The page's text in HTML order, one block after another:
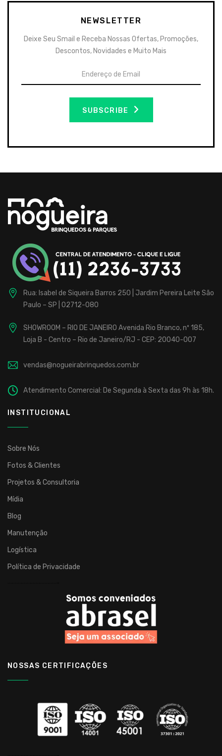
NEWSLETTER
Deixe Seu Smail e Receba Nossas Ofertas, Promoções,
Descontos, Novidades e Muito Mais
SUBSCRIBE
Rua: Isabel de Siqueira Barros 250 | Jardim Pereira Leite São
Paulo – SP | 02712-080
SHOWROOM – RIO DE JANEIRO Avenida Rio Branco, nº 185,
Loja B - Centro – Rio de Janeiro/RJ - CEP: 20040-007
vendas@nogueirabrinquedos.com.br
Atendimento Comercial: De Segunda à Sexta das 9h às 18h.
INSTITUCIONAL
Sobre Nós
Fotos & Clientes
Projetos & Consultoria
Mídia
Blog
Manutenção
Logística
Política de Privacidade
NOSSAS CERTIFICAÇÕES